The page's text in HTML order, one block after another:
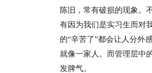
陈旧，常有破损的现象。
有因为我们是实习生而对
的“辛苦了”都会让人分外
就像一家人。而管理层中
发脾气。